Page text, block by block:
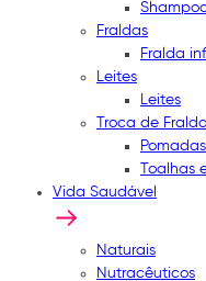
Fraldas
Fralda
Leites
Leites
Troca de
Pomadas
Toalhas
Vida Saudável
Naturais
Nutracêuticos